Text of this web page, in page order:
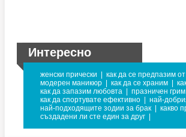
Интересно
женски прически как да се предпазим
модерен маникюр
как да се храним
как да запазим любовта
празничен грим
как да спортувате ефективно
най-
най-подходящите зодии за брак
какво
създадени ли сте един за друг